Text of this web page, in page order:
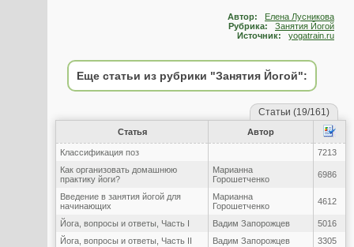
Автор:
Елена Лусникова
Рубрика: Занятия Йогой
Источник: yogatrain.ru
Еще статьи из рубрики "Занятия Йогой":
Статьи (19/161)
Статья Автор
Классификация поз
7213
Как организовать домашнюю
практику йоги?
Марианна
Горошетченко
6986
Введение в занятия йогой для
начинающих
Марианна
Горошетченко
4612
Йога, вопросы и ответы, Часть I Вадим Запорожцев
5016
Йога, вопросы и ответы, Часть II
Вадим Запорожцев
3305